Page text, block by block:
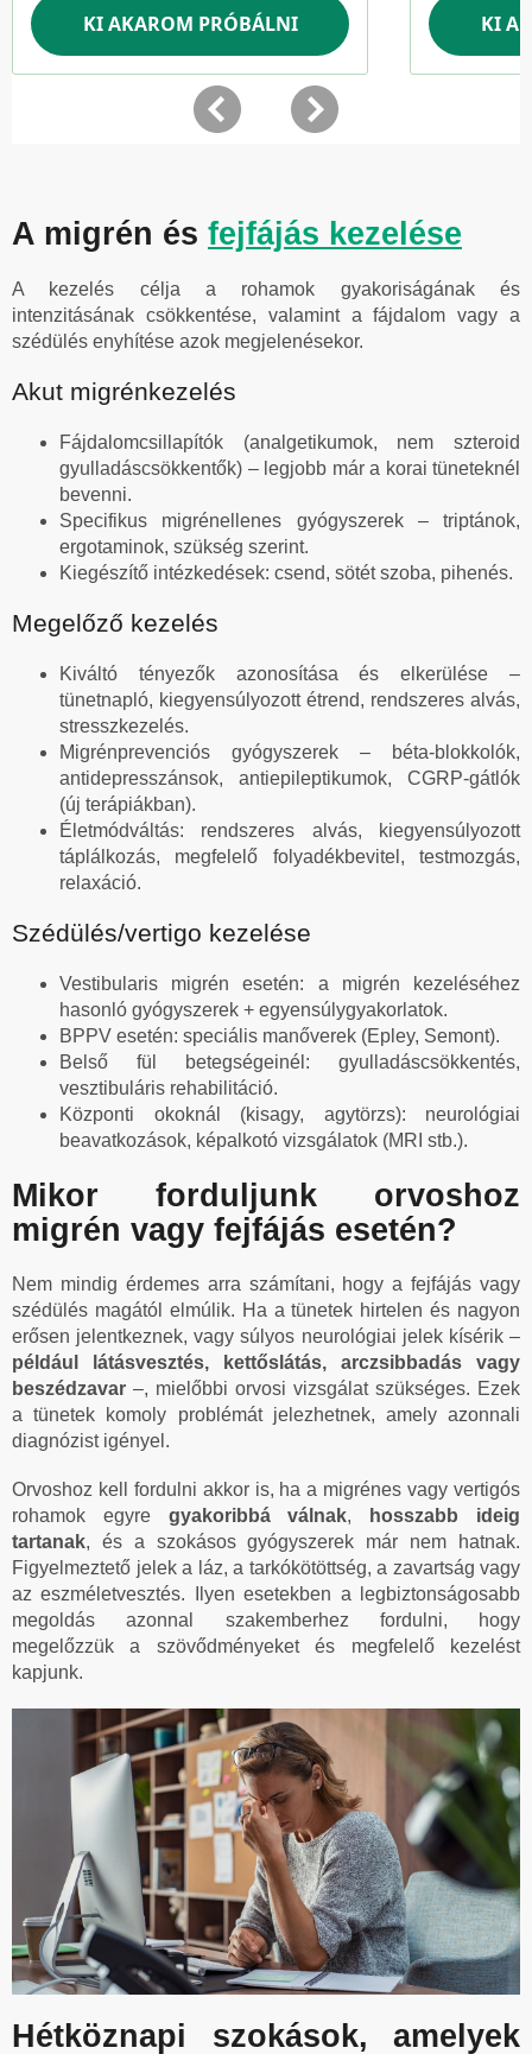
A migrén és fejfájás kezelése
A kezelés célja a rohamok gyakoriságának és
intenzitásának csökkentése, valamint a fájdalom vagy a
szédülés enyhítése azok megjelenésekor.
Akut migrénkezelés
Fájdalomcsillapítók (analgetikumok, nem szteroid
gyulladáscsökkentők) – legjobb már a korai tüneteknél
bevenni.
Specifikus migrénellenes gyógyszerek – triptánok,
ergotaminok, szükség szerint.
Kiegészítő intézkedések: csend, sötét szoba, pihenés.
Megelőző kezelés
Kiváltó tényezők azonosítása és elkerülése –
tünetnapló, kiegyensúlyozott étrend, rendszeres alvás,
stresszkezelés.
Migrénprevenciós gyógyszerek – béta-blokkolók,
antidepresszánsok, antiepileptikumok, CGRP-gátlók
(új terápiákban).
Életmódváltás: rendszeres alvás, kiegyensúlyozott
táplálkozás, megfelelő folyadékbevitel, testmozgás,
relaxáció.
Szédülés/vertigo kezelése
Vestibularis migrén esetén: a migrén kezeléséhez
hasonló gyógyszerek + egyensúlygyakorlatok.
BPPV esetén: speciális manőverek (Epley, Semont).
Belső fül betegségeinél: gyulladáscsökkentés,
vesztibuláris rehabilitáció.
Központi okoknál (kisagy, agytörzs): neurológiai
beavatkozások, képalkotó vizsgálatok (MRI stb.).
Mikor forduljunk orvoshoz
migrén vagy fejfájás esetén?
Nem mindig érdemes arra számítani, hogy a fejfájás vagy
szédülés magától elmúlik. Ha a tünetek hirtelen és nagyon
erősen jelentkeznek, vagy súlyos neurológiai jelek kísérik –
például látásvesztés, kettőslátás, arczsibbadás vagy
beszédzavar –, mielőbbi orvosi vizsgálat szükséges. Ezek
a tünetek komoly problémát jelezhetnek, amely azonnali
diagnózist igényel.
Orvoshoz kell fordulni akkor is, ha a migrénes vagy vertigós
rohamok egyre gyakoribbá válnak,
hosszabb ideig
tartanak, és a szokásos gyógyszerek már nem hatnak.
Figyelmeztető jelek a láz, a tarkókötöttség, a zavartság vagy
az eszméletvesztés. Ilyen esetekben a legbiztonságosabb
megoldás azonnal szakemberhez fordulni, hogy
megelőzzük a szövődményeket és megfelelő kezelést
kapjunk.
Hétköznapi szokások, amelyek